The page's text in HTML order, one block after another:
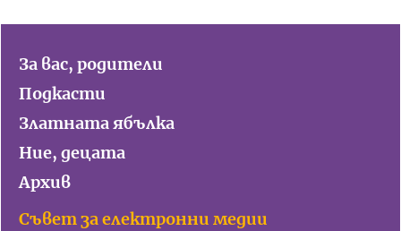
За вас, родители
Подкасти
Златната ябълка
Ние, децата
Архив
Съвет за електронни медии